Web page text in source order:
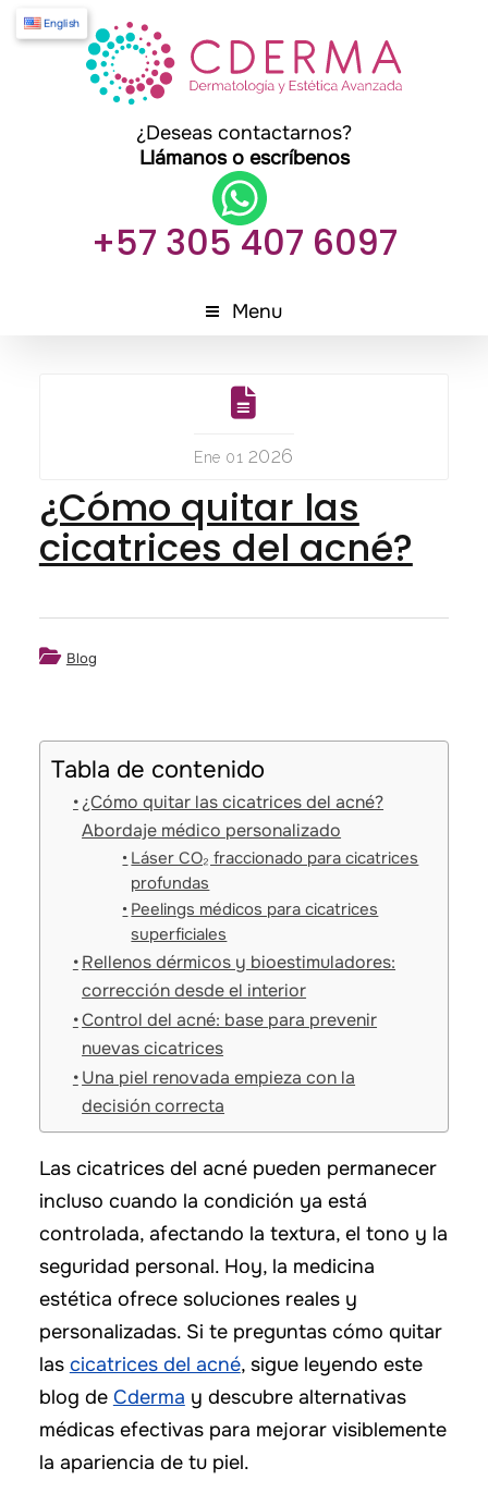
¿Deseas contactarnos?
Llámanos o escríbenos
+57 305 407 6097
English
Menu
Ene 01 2026
¿Cómo quitar las
cicatrices del acné?
Blog
Tabla de contenido
¿Cómo quitar las cicatrices del acné?
Abordaje médico personalizado
Láser CO₂ fraccionado para cicatrices
profundas
Peelings médicos para cicatrices
superficiales
Rellenos dérmicos y bioestimuladores:
corrección desde el interior
Control del acné: base para prevenir
nuevas cicatrices
Una piel renovada empieza con la
decisión correcta
Las cicatrices del acné pueden permanecer
incluso cuando la condición ya está
controlada, afectando la textura, el tono y la
seguridad personal. Hoy, la medicina
estética ofrece soluciones reales y
personalizadas. Si te preguntas cómo quitar
las cicatrices del acné, sigue leyendo este
blog de Cderma y descubre alternativas
médicas efectivas para mejorar visiblemente
la apariencia de tu piel.